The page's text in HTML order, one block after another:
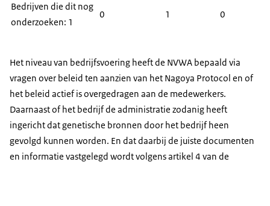
Bedrijven die dit nog
onderzoeken: 1
0 1 0
Het niveau van bedrijfsvoering heeft de NVWA bepaald via
vragen over beleid ten aanzien van het Nagoya Protocol en of
het beleid actief is overgedragen aan de medewerkers.
Daarnaast of het bedrijf de administratie zodanig heeft
ingericht dat genetische bronnen door het bedrijf heen
gevolgd kunnen worden. En dat daarbij de juiste documenten
en informatie vastgelegd wordt volgens artikel 4 van de